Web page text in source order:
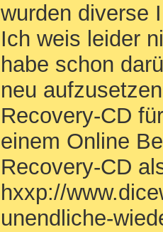
wurden diverse
Ich weis leider
habe schon
neu
Recovery-CD
einem Online
Recovery-CD
hxxp://
unendliche-